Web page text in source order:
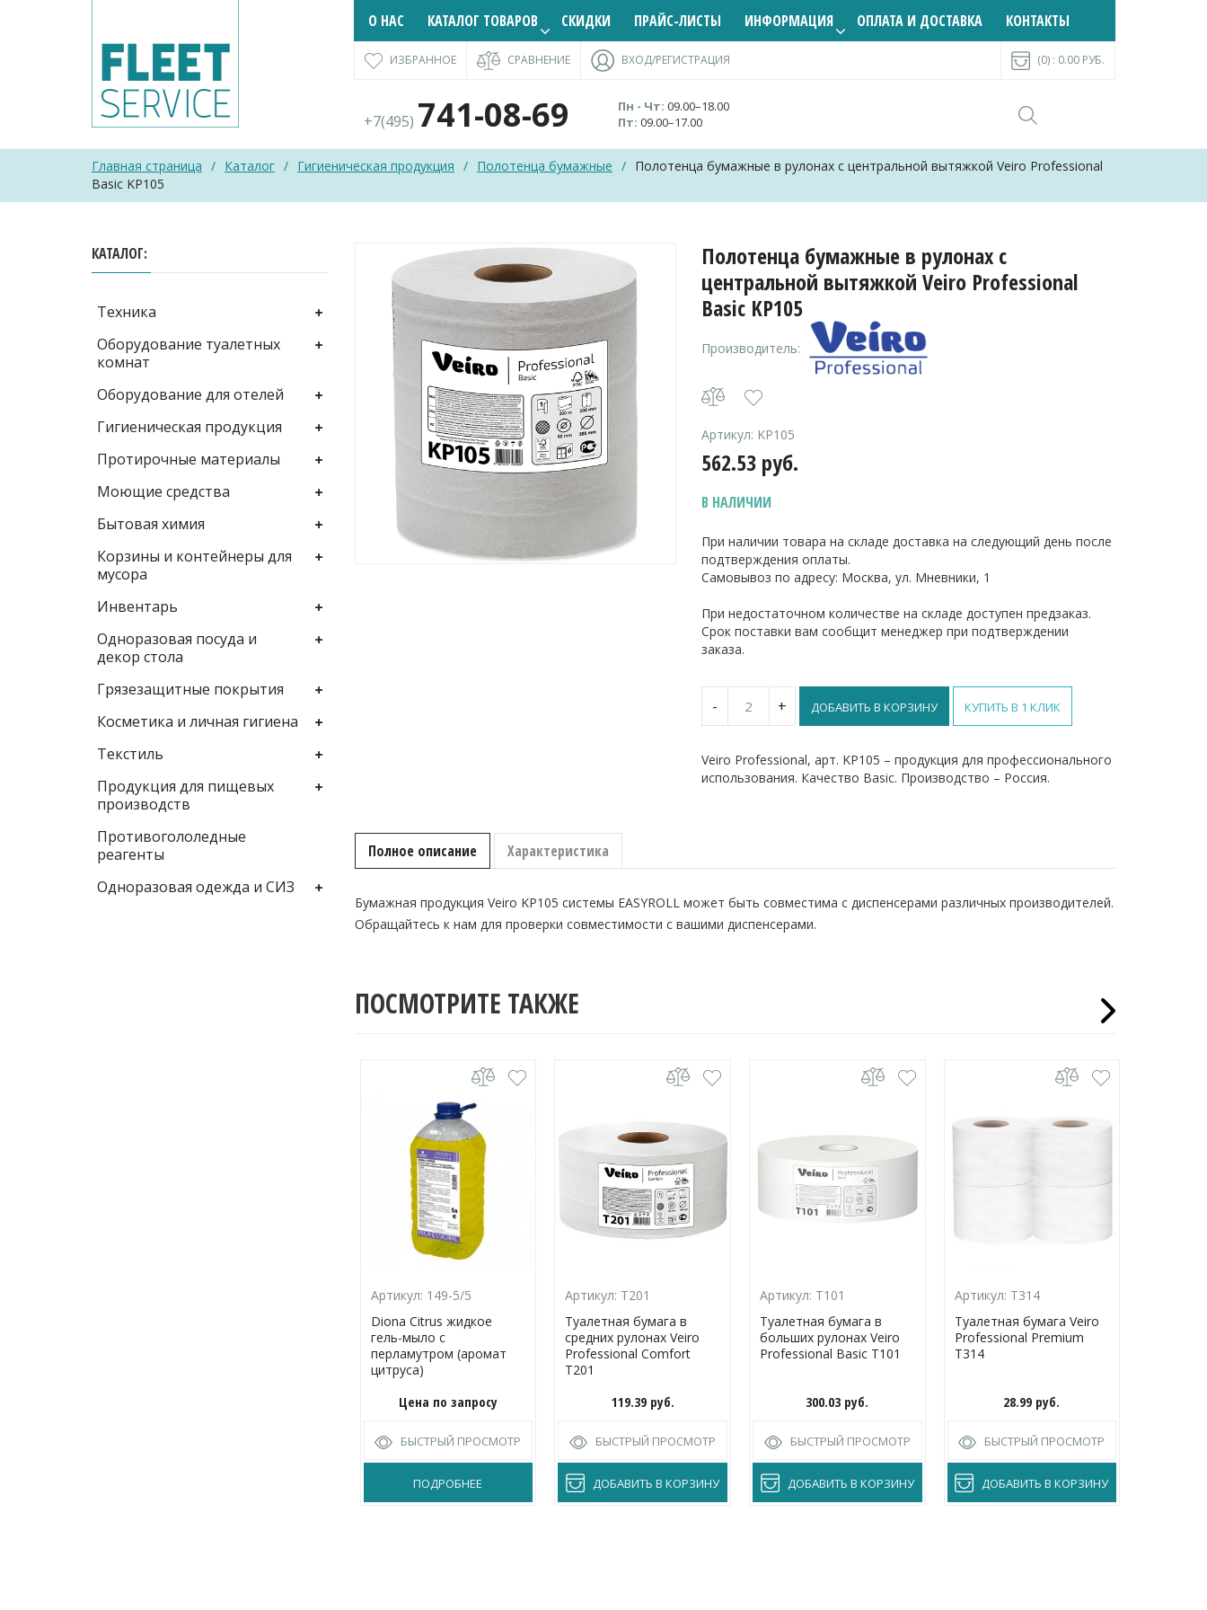
О НАС КАТАЛОГ ТОВАРОВ СКИДКИ ПРАЙС-ЛИСТЫ ИНФОРМАЦИЯ ОПЛАТА И ДОСТАВКА КОНТАКТЫ
ИЗБРАННОЕ СРАВНЕНИЕ ВХОД/РЕГИСТРАЦИЯ (0) : 0.00 РУБ.
+7(495) 741-08-69 Пн - Чт: 09.00–18.00
Пт: 09.00–17.00
Главная страница / Каталог / Гигиеническая продукция / Полотенца бумажные / Полотенца бумажные в рулонах с центральной вытяжкой Veiro Professional
Basic KP105
Полотенца бумажные в рулонах с
центральной вытяжкой Veiro Professional
Basic KP105
Производитель:
Артикул: KP105
562.53 руб.
В НАЛИЧИИ
При наличии товара на складе доставка на следующий день после
подтверждения оплаты.
Самовывоз по адресу: Москва, ул. Мневники, 1
При недостаточном количестве на складе доступен предзаказ.
Срок поставки вам сообщит менеджер при подтверждении
заказа.
-
Полотенца
бумажные
рулонах
с
Basic
+ ДОБАВИТЬ В КОРЗИНУ КУПИТЬ В 1 КЛИК
Veiro Professional, арт. KP105 – продукция для профессионального
использования. Качество Basic. Производство – Россия.
Полное описание Характеристика
Бумажная продукция Veiro KP105 системы EASYROLL может быть совместима с диспенсерами различных производителей.
Обращайтесь к нам для проверки совместимости с вашими диспенсерами.
ПОСМОТРИТЕ ТАКЖЕ
Артикул: 149-5/5
Diona Citrus жидкое
гель-мыло с
перламутром (аромат
цитруса)
Цена по запросу
БЫСТРЫЙ ПРОСМОТР
ПОДРОБНЕЕ
Артикул: Т201
Туалетная бумага в
средних рулонах Veiro
Professional Comfort
Т201
119.39 руб.
БЫСТРЫЙ ПРОСМОТР
ДОБАВИТЬ В КОРЗИНУ
Артикул: T101
Туалетная бумага в
больших рулонах Veiro
Professional Basic T101
300.03 руб.
БЫСТРЫЙ ПРОСМОТР
ДОБАВИТЬ В КОРЗИНУ
Артикул: Т314
Туалетная бумага Veiro
Professional Premium
Т314
28.99 руб.
БЫСТРЫЙ ПРОСМОТР
ДОБАВИТЬ В КОРЗИНУ
КАТАЛОГ
Техника
Оборудование туалетных
комнат
Оборудование для отелей
Гигиеническая продукция
Протирочные материалы
Моющие средства
Бытовая химия
Корзины и контейнеры для
мусора
Инвентарь
Одноразовая посуда и
декор стола
Грязезащитные покрытия
Косметика и личная гигиена
Текстиль
Продукция для пищевых
производств
Противогололедные
реагенты
Одноразовая одежда и СИЗ